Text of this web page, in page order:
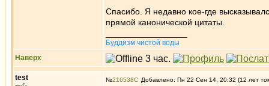
Спасибо. Я недавно кое-где
прямой канонической цитаты.
Буддизм чистой воды
Наверх
test №216538 Добавлено: Пн 22 Сен 14, 20:32 (12 лет